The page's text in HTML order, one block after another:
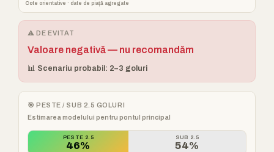
Cote orientative · date de piață agregate
⚠️ DE EVITAT
Valoare negativă — nu recomandăm
📊 Scenariu probabil: 2–3 goluri
🎯 PESTE / SUB 2.5 GOLURI
Estimarea modelului pentru pontul principal
PESTE 2.5
46%
SUB 2.5
54%